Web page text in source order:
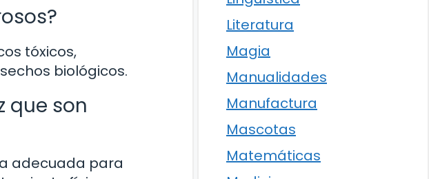
tóxicos,
biológicos.
que son
adecuada para
Literatura
Magia
Manualidades
Manufactura
Mascotas
Matemáticas